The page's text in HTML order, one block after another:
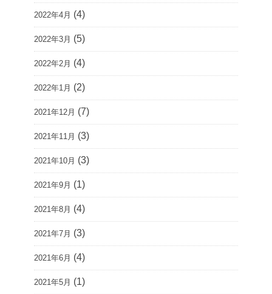
2022年4月 (4)
2022年3月 (5)
2022年2月 (4)
2022年1月 (2)
2021年12月 (7)
2021年11月 (3)
2021年10月 (3)
2021年9月 (1)
2021年8月 (4)
2021年7月 (3)
2021年6月 (4)
2021年5月 (1)